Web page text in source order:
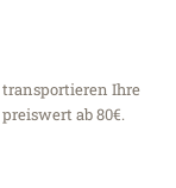
Ihre
ab 80€.